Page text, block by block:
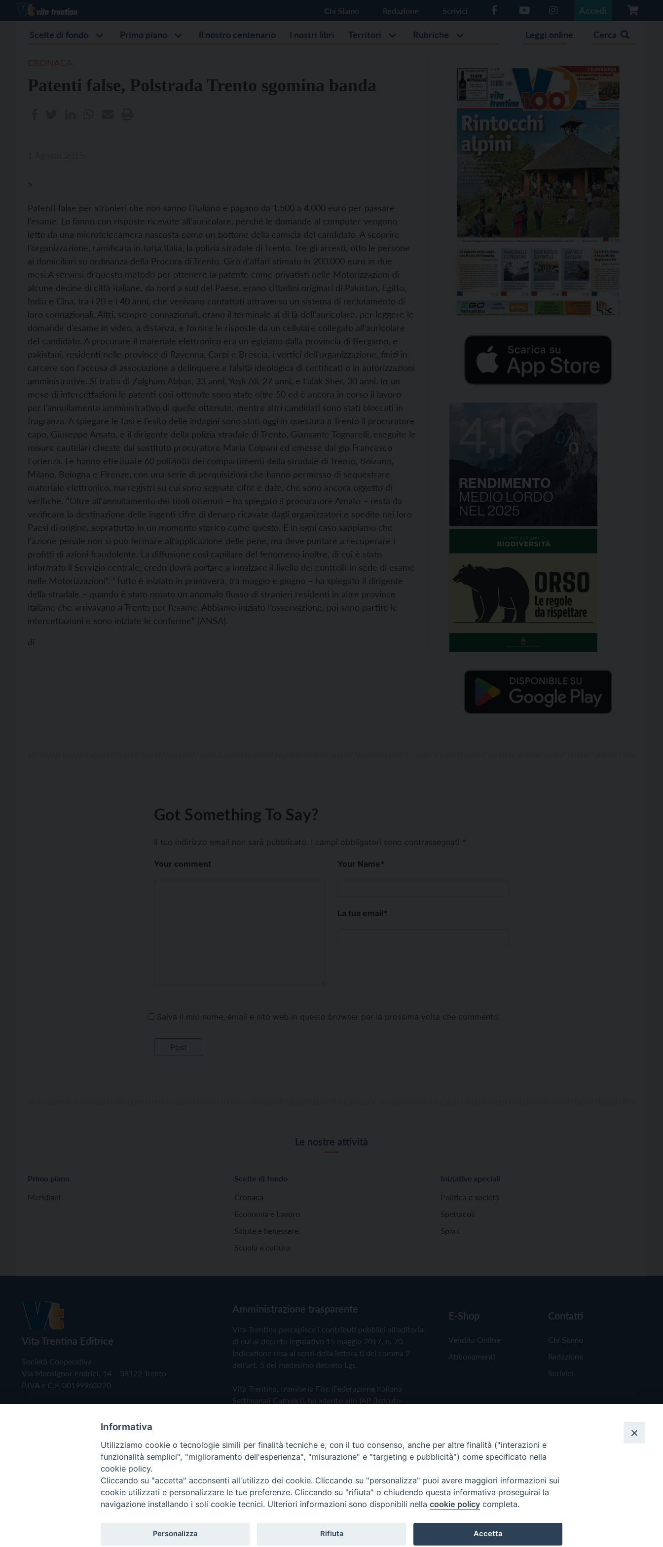
Chi Siamo Redazione Scrivici Accedi
Scelte di fondo Primo piano Il nostro centenario I nostri libri Territori Rubriche Leggi online Cerca
Patenti false, Polstrada Trento sgomina banda
>
Patenti false per stranieri che non sanno l’italiano e pagano da 1.500 a 4.000 euro per passare
l’esame. Lo fanno con risposte ricevute all’auricolare, perché le domande al computer vengono
lette da una microtelecamera nascosta come un bottone della camicia del candidato. A scoprire
l’organizzazione, ramificata in tutta Italia, la polizia stradale di Trento. Tre gli arresti, otto le persone
ai domiciliari su ordinanza della Procura di Trento. Giro d’affari stimato in 200.000 euro in due
mesi.A servirsi di questo metodo per ottenere la patente come privatisti nelle Motorizzazioni di
alcune decine di città italiane, da nord a sud del Paese, erano cittadini originari di Pakistan, Egitto,
India e Cina, tra i 20 e i 40 anni, che venivano contattati attraverso un sistema di reclutamento di
loro connazionali. Altri, sempre connazionali, erano il terminale al di là dell’auricolare, per leggere le
domande d’esame in video, a distanza, e fornire le risposte da un cellulare collegato all’auricolare
del candidato. A procurare il materiale elettronico era un egiziano dalla provincia di Bergamo, e
pakistani, residenti nelle province di Ravenna, Carpi e Brescia, i vertici dell’organizzazione, finiti in
carcere con l’accusa di associazione a delinquere e falsità ideologica di certificati o in autorizzazioni
amministrative. Si tratta di Zalgham Abbas, 33 anni, Yosk Ali, 27 anni, e Falak Sher, 30 anni. In un
mese di intercettazioni le patenti così ottenute sono state oltre 50 ed è ancora in corso il lavoro
per l’annullamento amministrativo di quelle ottenute, mentre altri candidati sono stati bloccati in
fragranza. A spiegare le fasi e l’esito delle indagini sono stati oggi in questura a Trento il procuratore
capo, Giuseppe Amato, e il dirigente della polizia stradale di Trento, Giansante Tognarelli, eseguite le
misure cautelari chieste dal sostituto procuratore Maria Colpani ed emesse dal gip Francesco
Forlenza. Le hanno effettuate 60 poliziotti dei compartimenti della stradale di Trento, Bolzano,
Milano, Bologna e Firenze, con una serie di perquisizioni che hanno permesso di sequestrare
materiale elettronico, ma registri su cui sono segnate cifre e date, che sono ancora oggetto di
verifiche. “Oltre all’annullamento dei titoli ottenuti – ha spiegato il procuratore Amato – resta da
verificare la destinazione delle ingenti cifre di denaro ricavate dagli organizzatori e spedite nei loro
Paesi di origine, soprattutto in un momento storico come questo. E in ogni caso sappiamo che
l’azione penale non si può fermare all’applicazione delle pene, ma deve puntare a recuperare i
profitti di azioni fraudolente. La diffusione così capillare del fenomeno inoltre, di cui è stato
informato il Servizio centrale, credo dovrà portare a innalzare il livello dei controlli in sede di esame
nelle Motorizzazioni”. “Tutto è iniziato in primavera, tra maggio e giugno – ha spiegato il dirigente
della stradale – quando è stato notato un anomalo flusso di stranieri residenti in altre province
italiane che arrivavano a Trento per l’esame. Abbiamo iniziato l’osservazione, poi sono partite le
intercettazioni e sono iniziate le conferme” (ANSA).
di
Got Something To Say?
Il tuo indirizzo email non sarà pubblicato. I campi obbligatori sono contrassegnati *
Your comment Your Name*
La tua email*
Salva il mio nome, email e sito web in questo browser per la prossima volta che commento.
Le nostre attività
Primo piano
Meridiani
Scelte di fondo
Cronaca
Economia e Lavoro
Salute e benessere
Scuola e cultura
Iniziative speciali
Politica e società
Spettacoli
Sport
Vita Trentina Editrice
Società Cooperativa
Via Monsignor Endrici, 14 – 38122 Trento
P.IVA e C.F. 00199960220
Amministrazione trasparente
Vita Trentina percepisce i contributi pubblici all'editoria
di cui al decreto legislativo 15 maggio 2017, n. 70.
Indicazione resa ai sensi della lettera f) del comma 2
dell'art. 5 del medesimo decreto Lgs.
Vita Trentina, tramite la Fisc (Federazione Italiana
Settimanali Cattolici), ha aderito allo IAP (Istituto
Privacy Policy Cookie Policy
E-Shop
Vendita Online
Abbonamenti
Contatti
Chi Siamo
Redazione
Scrivici
Copyright © 2019 - Tutti i diritti riservati - Vita Trentina Editrice
Informativa
Utilizziamo cookie o tecnologie simili per finalità tecniche e, con il tuo consenso, anche per altre finalità ("interazioni e
funzionalità semplici", "miglioramento dell'esperienza", "misurazione" e "targeting e pubblicità") come specificato nella
cookie policy.
Cliccando su "accetta" acconsenti all'utilizzo dei cookie. Cliccando su "personalizza" puoi avere maggiori informazioni sui
cookie utilizzati e personalizzare le tue preferenze. Cliccando su "rifiuta" o chiudendo questa informativa proseguirai la
navigazione installando i soli cookie tecnici. Ulteriori informazioni sono disponibili nella cookie policy completa.
Personalizza Rifiuta Accetta